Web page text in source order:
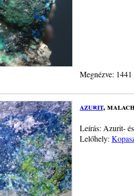
Megnézve:
azurit,
Leírás: Azurit-
Lelőhely: